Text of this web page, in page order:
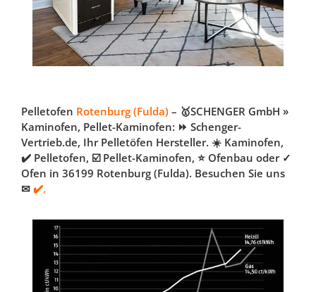
Pelletofen Rotenburg (Fulda) – 🥇SCHENGER GmbH »
Kaminofen, Pellet-Kaminofen: ⏩ Schenger-
Vertrieb.de, Ihr Pelletöfen Hersteller. ☀️ Kaminofen,
✔️ Pelletofen, ☑️ Pellet-Kaminofen, ⭐ Ofenbau oder ✓
Ofen in 36199 Rotenburg (Fulda). Besuchen Sie uns
✉ ✔️.